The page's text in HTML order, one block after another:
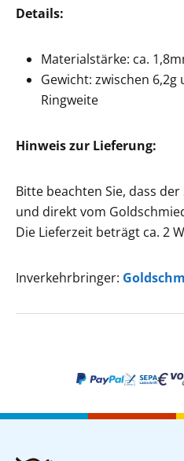
Details:
Materialstärke: ca.
Gewicht: zwischen 6,2g
Ringweite
Hinweis zur Lieferung:
Bitte beachten Sie, dass
und direkt vom
Die Lieferzeit beträgt ca. 2
Inverkehrbringer: